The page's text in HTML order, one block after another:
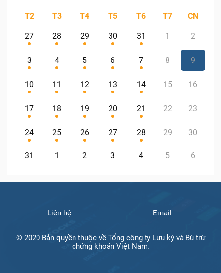
T2 T3 T4 T5 T6 T7 CN
27 28 29 30 31 1 2
3 4 5 6 7 8 9
10 11 12 13 14 15 16
17 18 19 20 21 22 23
24 25 26 27 28 29 30
31 1 2 3 4 5 6
Liên hệ Email
© 2020 Bản quyền thuộc về Tổng công ty Lưu ký và Bù trừ
chứng khoán Việt Nam.